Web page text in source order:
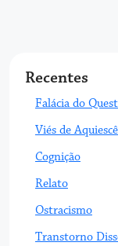
Recentes
Falácia do
Viés de
Cognição
Relato
Ostracismo
Transtorno